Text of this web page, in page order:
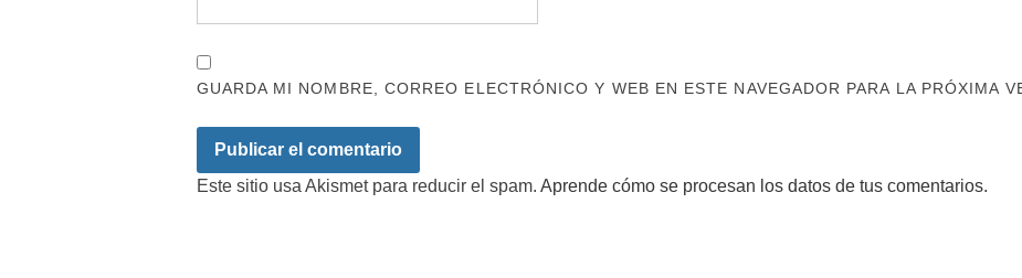
GUARDA MI NOMBRE, CORREO ELECTRÓNICO Y WEB EN ESTE NAVEGADOR PARA LA PRÓXIMA
Este sitio usa Akismet para reducir el spam. Aprende cómo se procesan los datos de tus comentarios.